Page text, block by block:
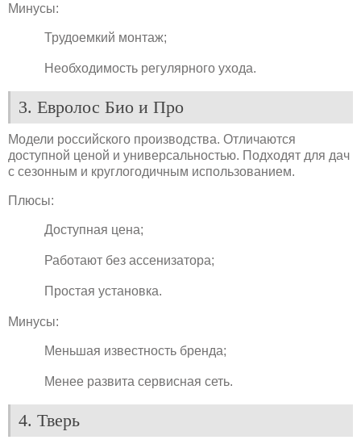
Минусы:
Трудоемкий монтаж;
Необходимость регулярного ухода.
3. Евролос Био и Про
Модели российского производства. Отличаются
доступной ценой и универсальностью. Подходят для дач
с сезонным и круглогодичным использованием.
Плюсы:
Доступная цена;
Работают без ассенизатора;
Простая установка.
Минусы:
Меньшая известность бренда;
Менее развита сервисная сеть.
4. Тверь